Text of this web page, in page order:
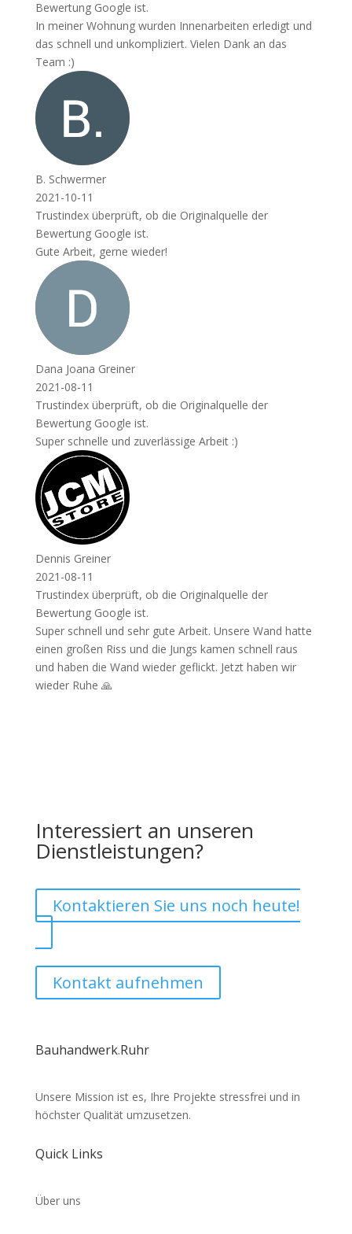
Bewertung Google ist.
In meiner Wohnung wurden Innenarbeiten erledigt und
das schnell und unkompliziert. Vielen Dank an das
Team :)
B. Schwermer
2021-10-11
Trustindex überprüft, ob die Originalquelle der
Bewertung Google ist.
Gute Arbeit, gerne wieder!
Dana Joana Greiner
2021-08-11
Trustindex überprüft, ob die Originalquelle der
Bewertung Google ist.
Super schnelle und zuverlässige Arbeit :)
Dennis Greiner
2021-08-11
Trustindex überprüft, ob die Originalquelle der
Bewertung Google ist.
Super schnell und sehr gute Arbeit. Unsere Wand hatte
einen großen Riss und die Jungs kamen schnell raus
und haben die Wand wieder geflickt. Jetzt haben wir
wieder Ruhe 🙏
Interessiert an unseren
Dienstleistungen?
Kontaktieren Sie uns noch heute!
Kontakt aufnehmen
Bauhandwerk.Ruhr
Unsere Mission ist es, Ihre Projekte stressfrei und in
höchster Qualität umzusetzen.
Quick Links
Über uns